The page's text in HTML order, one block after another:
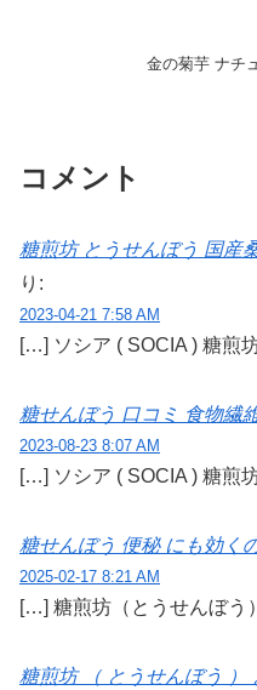
金の菊芋 ナチ
コメント
糖煎坊 とうせんぼう 国産
り:
2023-04-21 7:58 AM
[…] ソシア ( SOCIA ) 糖煎
糖せんぼう 口コミ 食物繊
2023-08-23 8:07 AM
[…] ソシア ( SOCIA ) 糖煎
糖せんぼう 便秘 にも効く
2025-02-17 8:21 AM
[…] 糖煎坊（とうせんぼう
糖煎坊 （ とうせんぼう ）